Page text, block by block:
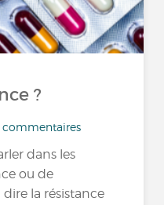
?
commentaires
dans les
ou de
dire la résistance